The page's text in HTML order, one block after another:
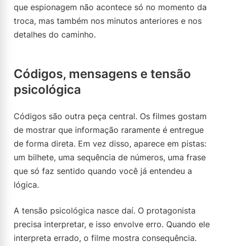
que espionagem não acontece só no momento da
troca, mas também nos minutos anteriores e nos
detalhes do caminho.
Códigos, mensagens e tensão
psicológica
Códigos são outra peça central. Os filmes gostam
de mostrar que informação raramente é entregue
de forma direta. Em vez disso, aparece em pistas:
um bilhete, uma sequência de números, uma frase
que só faz sentido quando você já entendeu a
lógica.
A tensão psicológica nasce daí. O protagonista
precisa interpretar, e isso envolve erro. Quando ele
interpreta errado, o filme mostra consequência.